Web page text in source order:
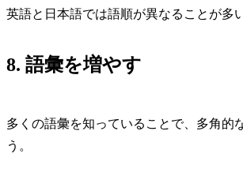
英語と日本語では語順が異なることが多
8. 語彙を増やす
多くの語彙を知っていることで、多角的
う。